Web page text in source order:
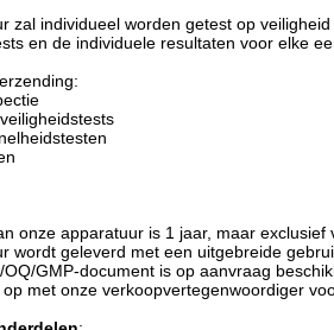
zal individueel worden getest op
en de individuele resultaten voor elke
onze apparatuur is 1 jaar, maar exclusief
wordt geleverd met een uitgebreide
GMP-document is op aanvraag
met onze verkoopvertegenwoordiger